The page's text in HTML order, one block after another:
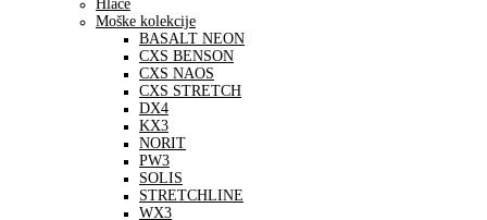
Hlače
Moške kolekcije
BASALT NEON
CXS BENSON
CXS NAOS
CXS STRETCH
DX4
KX3
NORIT
PW3
SOLIS
STRETCHLINE
WX3